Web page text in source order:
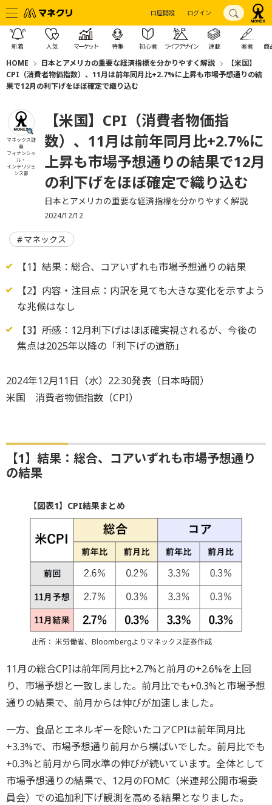
口座開設 ログイン
新着 人気 マーケット 特集 初心者 ライフデザイン 連載 著者 商
HOME 日本とアメリカの重要な経済指標を分かりやすく解説
【米国】
CPI（消費者物価指数）、11月は前年同月比+2.7%に上昇も市場予想通りの結
果で12月の利下げをほぼ確定で織り込む
マネックス証
券
フィナンシャ
ル・
インテリジェ
ンス部
【米国】CPI（消費者物価指
数）、11月は前年同月比+2.7%に
上昇も市場予想通りの結果で12月
の利下げをほぼ確定で織り込む
日本とアメリカの重要な経済指標を分かりやすく解説
2024/12/12
マネックス
【1】結果：総合、コアいずれも市場予想通りの結果
【2】内容・注目点：内訳を見ても大きな変化を示すよう
な兆候はなし
【3】所感：12月利下げはほぼ確実視されるが、今後の
焦点は2025年以降の「利下げの道筋」
2024年12月11日（水）22:30発表（日本時間）
米国 消費者物価指数（CPI）
【1】結果：総合、コアいずれも市場予想通り
の結果
【図表1】CPI結果まとめ
出所： 米労働省、Bloombergよりマネックス証券作成
11月の総合CPIは前年同月比+2.7%と前月の+2.6%を上回
り、市場予想と一致しました。前月比でも+0.3%と市場予想
通りの結果で、前月からは伸びが加速しました。
一方、食品とエネルギーを除いたコアCPIは前年同月比
+3.3%で、市場予想通り前月から横ばいでした。前月比でも
+0.3%と前月から同水準の伸びが続いています。全体として
市場予想通りの結果で、12月のFOMC（米連邦公開市場委
員会）での追加利下げ観測を高める結果となりました。